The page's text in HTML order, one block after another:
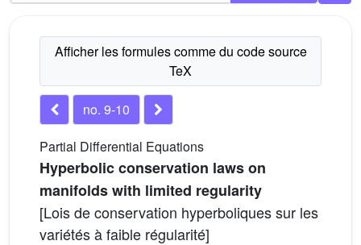
no. 9-10
Partial Differential Equations
Hyperbolic conservation laws on
manifolds with limited regularity
[Lois de conservation hyperboliques sur les
variétés à faible régularité]